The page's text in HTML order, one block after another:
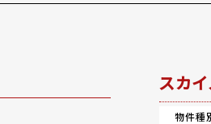
スカ
物件種